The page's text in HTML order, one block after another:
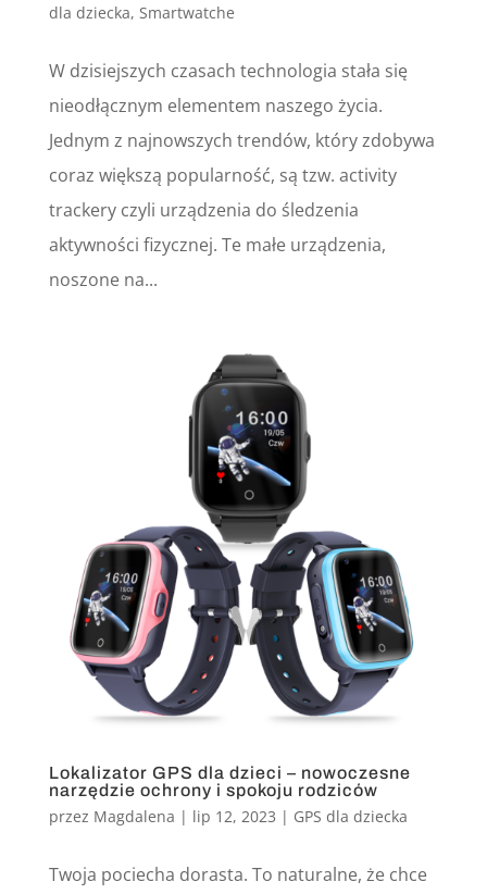
dla dziecka, Smartwatche
W dzisiejszych czasach technologia stała się
nieodłącznym elementem naszego życia.
Jednym z najnowszych trendów, który zdobywa
coraz większą popularność, są tzw. activity
trackery czyli urządzenia do śledzenia
aktywności fizycznej. Te małe urządzenia,
noszone na...
Lokalizator GPS dla dzieci – nowoczesne
narzędzie ochrony i spokoju rodziców
przez Magdalena | lip 12, 2023 | GPS dla dziecka
Twoja pociecha dorasta. To naturalne, że chce